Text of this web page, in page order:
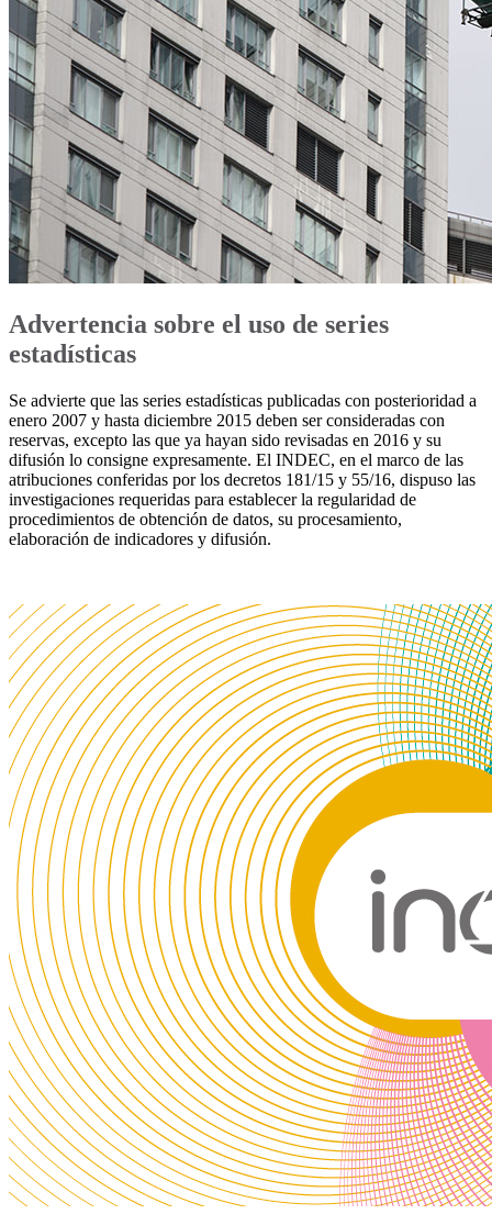
Advertencia sobre el uso de series
estadísticas
Se advierte que las series estadísticas publicadas con posterioridad a
enero 2007 y hasta diciembre 2015 deben ser consideradas con
reservas, excepto las que ya hayan sido revisadas en 2016 y su
difusión lo consigne expresamente. El INDEC, en el marco de las
atribuciones conferidas por los decretos 181/15 y 55/16, dispuso las
investigaciones requeridas para establecer la regularidad de
procedimientos de obtención de datos, su procesamiento,
elaboración de indicadores y difusión.